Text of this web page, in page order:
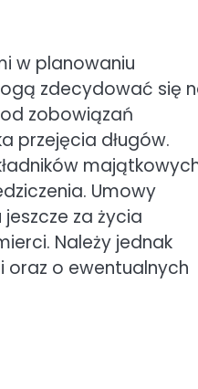
w planowaniu
zdecydować się
zobowiązań
przejęcia długów.
Umowy
za życia
Należy jednak
o ewentualnych